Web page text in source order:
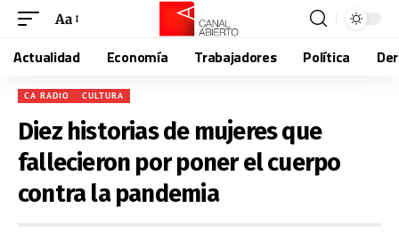
Aa
Actualidad Economía Trabajadores Política
CA RADIO CULTURA
Diez historias de mujeres que
fallecieron por poner el cuerpo
contra la pandemia